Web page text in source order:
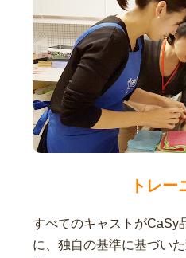
トレー
すべてのキャストがCaSy
に、独自の基準に基づい